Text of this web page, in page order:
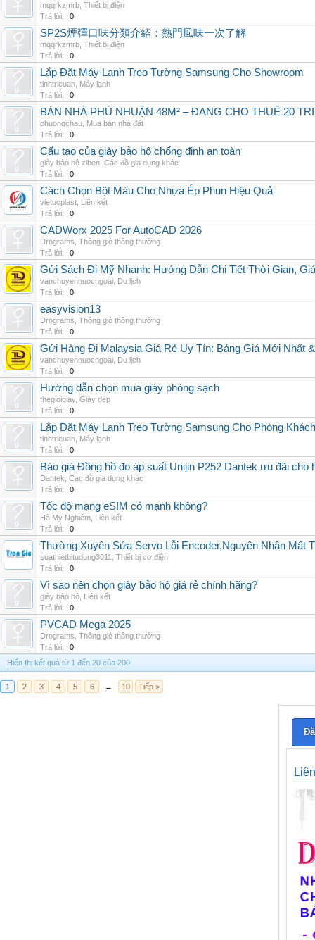
mqqrkzmrb Thiết bị điện
Trả lời:
0
SP2S煙彈口味分類介紹：熱門風味一次了解
mqqrkzmrb Thiết bị điện
Trả lời:
0
Lắp Đặt Máy Lạnh Treo Tường Samsung Cho Showroom
tinhtrieuan Máy lạnh
Trả lời:
0
BÁN NHÀ PHÚ NHUẬN 48M² – ĐANG CHO THUÊ 20
phuongchau Mua bán nhà đất
Trả lời:
0
Cấu tạo của giày bảo hộ chống đinh an toàn
giày bảo hộ ziben Các đồ gia dụng khác
Trả lời:
0
Cách Chọn Bột Màu Cho Nhựa Ép Phun Hiệu Quả
vietucplast Liên kết
Trả lời:
0
CADWorx 2025 For AutoCAD 2026
Drograms Thông gió thông thường
Trả lời:
0
Gửi Sách Đi Mỹ Nhanh: Hướng Dẫn Chi Tiết Thời Gian,
vanchuyennuocngoai Du lịch
Trả lời:
0
easyvision13
Drograms Thông gió thông thường
Trả lời:
0
Gửi Hàng Đi Malaysia Giá Rẻ Uy Tín: Bảng Giá Mới Nhất
vanchuyennuocngoai Du lịch
Trả lời:
0
Hướng dẫn chọn mua giày phòng sạch
thegioigiay, Giày dép
Trả lời:
0
Lắp Đặt Máy Lạnh Treo Tường Samsung Cho Phòng Khách
tinhtrieuan Máy lạnh
Trả lời:
0
Báo giá Đồng hồ đo áp suất Unijin P252 Dantek ưu đãi cho
Dantek Các đồ gia dụng khác
Trả lời:
0
Tốc độ mạng eSIM có mạnh không?
Hà My Nghiêm Liên kết
Trả lời:
0
Thường Xuyên Sửa Servo Lỗi Encoder,Nguyên Nhân Mất
suathietbitudong3011
Thiết bị cơ điện
Trả lời:
0
Vì sao nên chọn giày bảo hộ giá rẻ chính hãng?
giày bảo hộ Liên kết
Trả lời:
0
PVCAD Mega 2025
Drograms Thông gió thông thường
Trả lời:
0
Hiển thị kết quả từ 1 đến 20 của 200
1 2 3 4 5 6 → 10 Tiếp >